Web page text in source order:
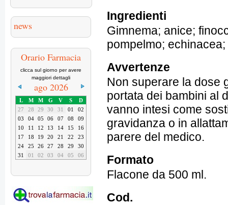
news
Orario Farmacia
clicca sul giorno per avere
maggiori dettagli
ago 2026
L M M G V S
D
27
28 29 30 31 01
02
03
04 05 06 07 08
09
10
11 12 13 14 15
16
17
18 19 20 21 22
23
24
25 26 27 28 29
30
31
01 02 03 04 05 06
Ingredienti
Gimnema; anice;
pompelmo;
Avvertenze
Non superare la dose
portata dei bambini al
vanno intesi come
gravidanza o in
parere del medico.
Formato
Flacone da 500 ml.
Cod.